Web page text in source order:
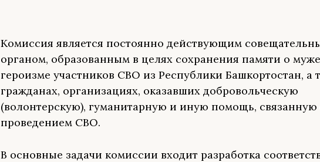
Комиссия является постоянно действующим
органом, образованным в целях сохранения памяти о
героизме участников СВО из Республики Башкортостан, а
гражданах, организациях, оказавших добровольческую
(волонтерскую), гуманитарную и иную помощь, связанную
проведением СВО.
В основные задачи комиссии входит разработка